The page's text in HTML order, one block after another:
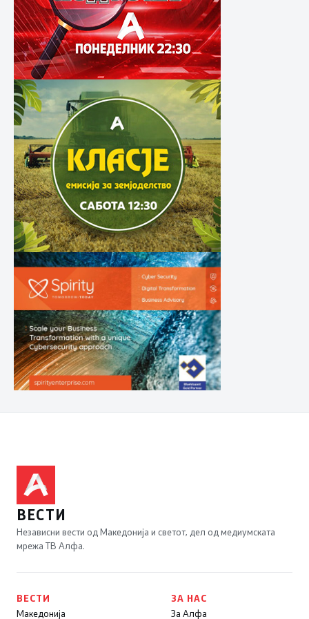
ВЕСТИ
Независни вести од Македонија и светот, дел од медиумската
мрежа ТВ Алфа.
ВЕСТИ
Македонија
ЗА НАС
За Алфа